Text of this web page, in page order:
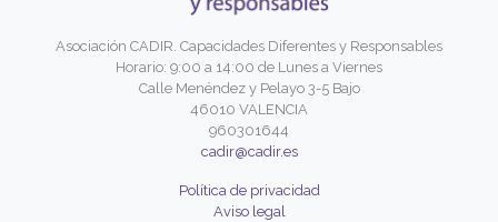
Asociación CADIR. Capacidades Diferentes y Responsables
Horario: 9:00 a 14:00 de Lunes a Viernes
Calle Menéndez y Pelayo 3-5 Bajo
46010 VALENCIA
960301644
cadir@cadir.es
Política de privacidad
Aviso legal